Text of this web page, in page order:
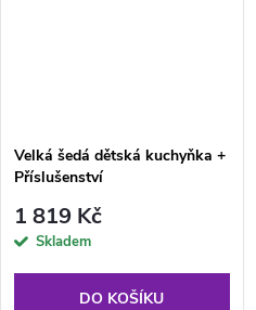
Velká šedá dětská kuchyňka +
Příslušenství
1 819 Kč
Skladem
DO KOŠÍKU